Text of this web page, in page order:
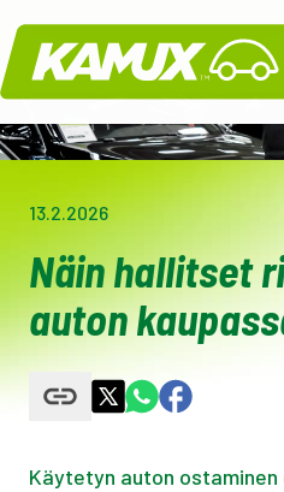
Kamux
13.2.2026
Näin hallitset
auton
Käytetyn auton ostaminen